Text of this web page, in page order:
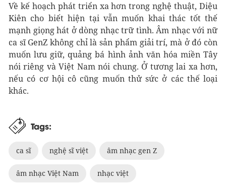
Về kế hoạch phát triển xa hơn trong nghệ thuật, Diệu
Kiên cho biết hiện tại vẫn muốn khai thác tốt thế
mạnh giọng hát ở dòng nhạc trữ tình. Âm nhạc với nữ
ca sĩ GenZ không chỉ là sản phẩm giải trí, mà ở đó còn
muốn lưu giữ, quảng bá hình ảnh văn hóa miền Tây
nói riêng và Việt Nam nói chung. Ở tương lai xa hơn,
nếu có cơ hội cô cũng muốn thử sức ở các thế loại
khác.
Tags:
ca sĩ nghệ sĩ việt âm nhạc gen Z
âm nhạc Việt Nam nhạc việt